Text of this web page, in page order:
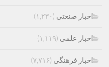
اخبار صنعتی (۱,۲۳۰)
اخبار علمی (۱,۱۱۹)
اخبار فرهنگی (۷,۷۱۶)